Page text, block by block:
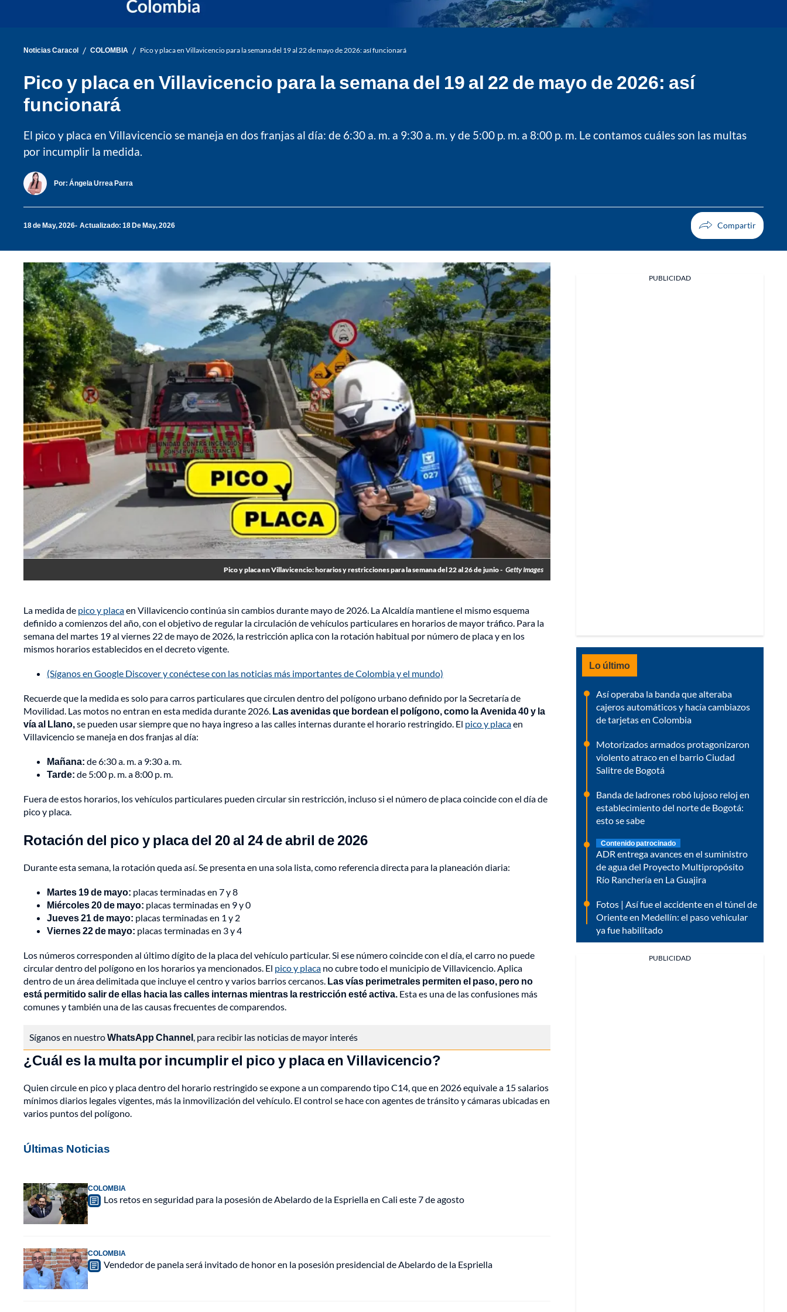
Noticias Caracol / COLOMBIA / Pico y placa en Villavicencio para la semana del 19 al 22 de mayo de 2026: así funcionará
Pico y placa en Villavicencio para la semana del 19 al 22 de mayo de 2026: así
funcionará
El pico y placa en Villavicencio se maneja en dos franjas al día: de 6:30 a. m. a 9:30 a. m. y de 5:00 p. m. a 8:00 p. m. Le contamos cuáles son las multas
por incumplir la medida.
Por: Ángela Urrea Parra
18 de May, 2026 Actualizado: 18 De May, 2026
Pico y placa en Villavicencio: horarios y restricciones para la semana del 22 al 26 de junio - Getty Images
La medida de pico y placaen Villavicencio continúa sin cambios durante mayo de 2026. La Alcaldía mantiene el mismo esquema
definido a comienzos del año, con el objetivo de regular la circulación de vehículos particulares en horarios de mayor tráfico. Para la
semana del martes 19 al viernes 22 de mayo de 2026, la restricción aplica con la rotación habitual por número de placa y en los
mismos horarios establecidos en el decreto vigente.
(Síganos en Google Discover y conéctese con las noticias más importantes de Colombia y el mundo)
Recuerde que la medida es solo para carros particulares que circulen dentro del polígono urbano definido por la Secretaría de
Movilidad. Las motos no entran en esta medida durante 2026. Las avenidas que bordean el polígono, como la Avenida 40 y la
vía al Llano,se pueden usar siempre que no haya ingreso a las calles internas durante el horario restringido. El pico y placaen
Villavicencio se maneja en dos franjas al día:
Mañana: de 6:30 a. m. a 9:30 a. m.
Tarde: de 5:00 p. m. a 8:00 p. m.
Fuera de estos horarios, los vehículos particulares pueden circular sin restricción, incluso si el número de placa coincide con el día de
pico y placa.
Rotación del pico y placa del 20 al 24 de abril de 2026
Durante esta semana, la rotación queda así. Se presenta en una sola lista, como referencia directa para la planeación diaria:
Martes 19 de mayo: placas terminadas en 7 y 8
Miércoles 20 de mayo: placas terminadas en 9 y 0
Jueves 21 de mayo: placas terminadas en 1 y 2
Viernes 22 de mayo: placas terminadas en 3 y 4
Los números corresponden al último dígito de la placa del vehículo particular. Si ese número coincide con el día, el carro no puede
circular dentro del polígono en los horarios ya mencionados. El pico y placa no cubre todo el municipio de Villavicencio. Aplica
dentro de un área delimitada que incluye el centro y varios barrios cercanos. Las vías perimetrales permiten el paso, pero no
está permitido salir de ellas hacia las calles internas mientras la restricción esté activa. Esta es una de las confusiones más
comunes y también una de las causas frecuentes de comparendos.
Síganos en nuestroWhatsApp Channel, para recibir las noticias de mayor interés
¿Cuál es la multa por incumplir el pico y placa en Villavicencio?
Quien circule en pico y placa dentro del horario restringido se expone a un comparendo tipo C14, que en 2026 equivale a 15 salarios
mínimos diarios legales vigentes, más la inmovilización del vehículo. El control se hace con agentes de tránsito y cámaras ubicadas en
varios puntos del polígono.
Últimas Noticias
COLOMBIA
Los retos en seguridad para la posesión de Abelardo de la Espriella en Cali este 7 de agosto
COLOMBIA
Vendedor de panela será invitado de honor en la posesión presidencial de Abelardo de la Espriella
PUBLICIDAD
Lo último
Así operaba la banda que alteraba
cajeros automáticos y hacía cambiazos
de tarjetas en Colombia
Motorizados armados protagonizaron
violento atraco en el barrio Ciudad
Salitre de Bogotá
Banda de ladrones robó lujoso reloj en
establecimiento del norte de Bogotá:
esto se sabe
Contenido patrocinado
ADR entrega avances en el suministro
de agua del Proyecto Multipropósito
Río Ranchería en La Guajira
Fotos | Así fue el accidente en el túnel de
Oriente en Medellín: el paso vehicular
ya fue habilitado
PUBLICIDAD